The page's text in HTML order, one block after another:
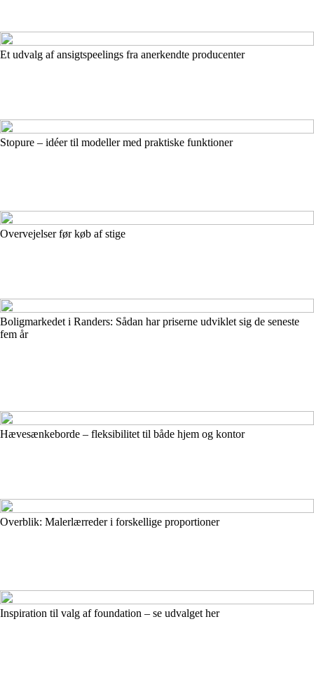
Et udvalg af ansigtspeelings fra anerkendte producenter
Stopure – idéer til modeller med praktiske funktioner
Overvejelser før køb af stige
Boligmarkedet i Randers: Sådan har priserne udviklet sig de seneste
fem år
Hævesænkeborde – fleksibilitet til både hjem og kontor
Overblik: Malerlærreder i forskellige proportioner
Inspiration til valg af foundation – se udvalget her